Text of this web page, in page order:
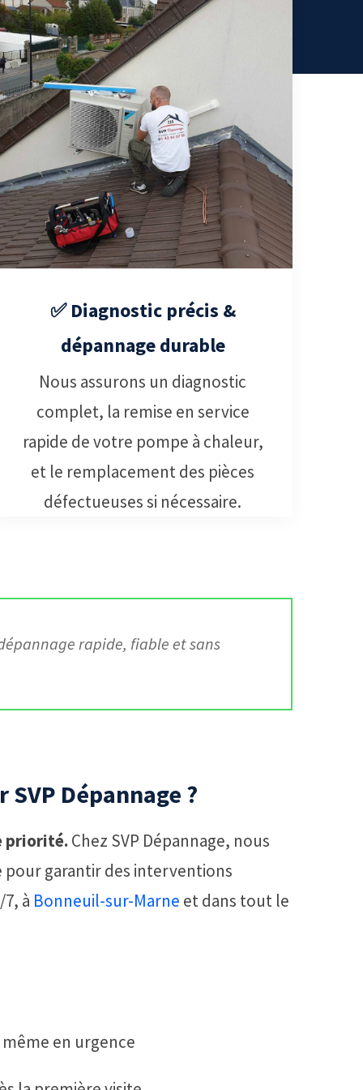
✅ Diagnostic précis &
dépannage durable
Nous assurons un diagnostic
complet, la remise en service
rapide de votre pompe à chaleur,
et le remplacement des pièces
défectueuses si nécessaire.
rapide, fiable et sans
Dépannage ?
priorité. Chez SVP Dépannage, nous
garantir des interventions
à Bonneuil-sur-Marne et dans tout le
en urgence